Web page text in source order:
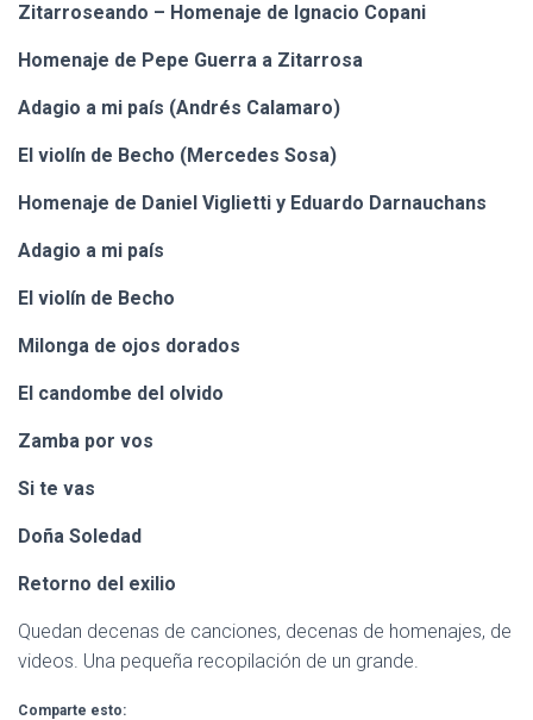
Zitarroseando – Homenaje de Ignacio Copani
Homenaje de Pepe Guerra a Zitarrosa
Adagio a mi país (Andrés Calamaro)
El violín de Becho (Mercedes Sosa)
Homenaje de Daniel Viglietti y Eduardo Darnauchans
Adagio a mi país
El violín de Becho
Milonga de ojos dorados
El candombe del olvido
Zamba por vos
Si te vas
Doña Soledad
Retorno del exilio
Quedan decenas de canciones, decenas de homenajes, de
videos. Una pequeña recopilación de un grande.
Comparte esto: